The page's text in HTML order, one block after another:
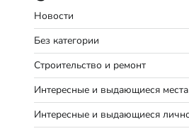
Новости
Без категории
Строительство и ремонт
Интересные и выдающиеся места
Интересные и выдающиеся